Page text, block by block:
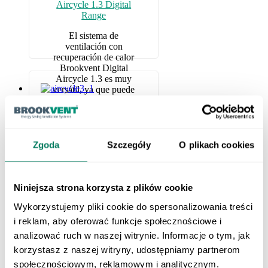
Zgoda Szczegóły O plikach cookies
Niniejsza strona korzysta z plików cookie
Wykorzystujemy pliki cookie do spersonalizowania treści
i reklam, aby oferować funkcje społecznościowe i
analizować ruch w naszej witrynie. Informacje o tym, jak
korzystasz z naszej witryny, udostępniamy partnerom
społecznościowym, reklamowym i analitycznym.
Aircycle 1.3 Digital
Range
El sistema de
ventilación con
recuperación de calor
Brookvent Digital
Aircycle 1.3 es muy
versátil, ya que puede
en el techo o en el
suelo, perfecto para las
apartamentos pequeños
propiedades
Silencioso y eficaz, el
extrae el calor de las
estancias húmedas,
como la cocina o el
baño, y lo recicla. El
calor se infunde
entonces en aire fresco
El aircycle 3.1
funciona recuperando